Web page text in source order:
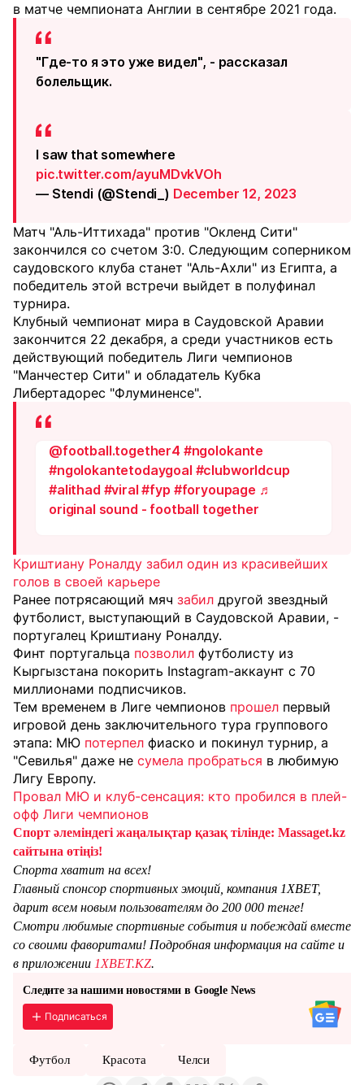
в матче чемпионата Англии в сентябре 2021 года.
"Где-то я это уже видел", - рассказал
болельщик.
I saw that somewhere
pic.twitter.com/ayuMDvkVOh
— Stendi (@Stendi_) December 12, 2023
Матч "Аль-Иттихада" против "Окленд Сити"
закончился со счетом 3:0. Следующим соперником
саудовского клуба станет "Аль-Ахли" из Египта, а
победитель этой встречи выйдет в полуфинал
турнира.
Клубный чемпионат мира в Саудовской Аравии
закончится 22 декабря, а среди участников есть
действующий победитель Лиги чемпионов
"Манчестер Сити" и обладатель Кубка
Либертадорес "Флуминенсе".
@football.together4 #ngolokante
#ngolokantetodaygoal #clubworldcup
#alithad #viral #fyp #foryoupage ♬
original sound - football together
Криштиану Роналду забил один из красивейших
голов в своей карьере
Ранее потрясающий мяч забил другой звездный
футболист, выступающий в Саудовской Аравии, -
португалец Криштиану Роналду.
Финт португальца позволил футболисту из
Кыргызстана покорить Instagram-аккаунт с 70
миллионами подписчиков.
Тем временем в Лиге чемпионов прошел первый
игровой день заключительного тура группового
этапа: МЮ потерпел фиаско и покинул турнир, а
"Севилья" даже не сумела пробраться в любимую
Лигу Европу.
Провал МЮ и клуб-сенсация: кто пробился в плей-
офф Лиги чемпионов
Спорт әлеміндегі жаңалықтар қазақ тілінде: Massaget.kz
сайтына өтіңіз!
Спорта хватит на всех!
Главный спонсор спортивных эмоций, компания 1XBET,
дарит всем новым пользователям до 200 000 тенге!
Смотри любимые спортивные события и побеждай вместе
со своими фаворитами! Подробная информация на сайте и
в приложении 1XBET.KZ.
Следите за нашими новостями в Google News
Подписаться
Футбол Красота Челси